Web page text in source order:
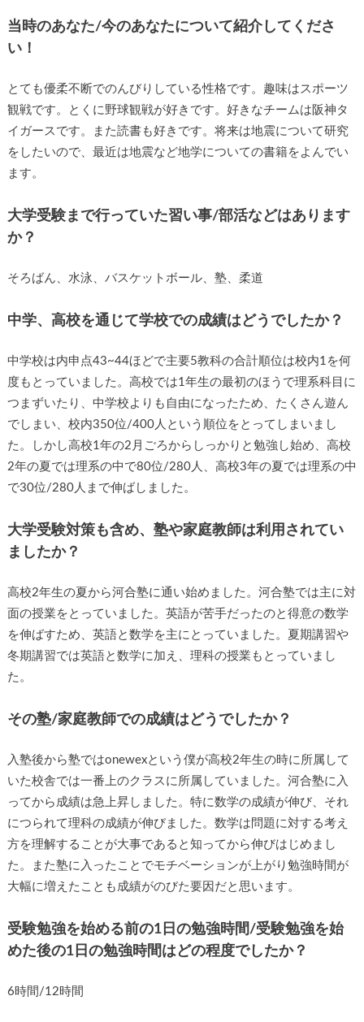
当時のあなた/今のあなたについて紹介してくださ
い！
とても優柔不断でのんびりしている性格です。趣味はスポーツ
観戦です。とくに野球観戦が好きです。好きなチームは阪神タ
イガースです。また読書も好きです。将来は地震について研究
をしたいので、最近は地震など地学についての書籍をよんでい
ます。
大学受験まで行っていた習い事/部活などはあります
か？
そろばん、水泳、バスケットボール、塾、柔道
中学、高校を通じて学校での成績はどうでしたか？
中学校は内申点43~44ほどで主要5教科の合計順位は校内1を何
度もとっていました。高校では1年生の最初のほうで理系科目に
つまずいたり、中学校よりも自由になったため、たくさん遊ん
でしまい、校内350位/400人という順位をとってしまいまし
た。しかし高校1年の2月ごろからしっかりと勉強し始め、高校
2年の夏では理系の中で80位/280人、高校3年の夏では理系の中
で30位/280人まで伸ばしました。
大学受験対策も含め、塾や家庭教師は利用されてい
ましたか？
高校2年生の夏から河合塾に通い始めました。河合塾では主に対
面の授業をとっていました。英語が苦手だったのと得意の数学
を伸ばすため、英語と数学を主にとっていました。夏期講習や
冬期講習では英語と数学に加え、理科の授業もとっていまし
た。
その塾/家庭教師での成績はどうでしたか？
入塾後から塾ではonewexという僕が高校2年生の時に所属して
いた校舎では一番上のクラスに所属していました。河合塾に入
ってから成績は急上昇しました。特に数学の成績が伸び、それ
につられて理科の成績が伸びました。数学は問題に対する考え
方を理解することが大事であると知ってから伸びはじめまし
た。また塾に入ったことでモチベーションが上がり勉強時間が
大幅に増えたことも成績がのびた要因だと思います。
受験勉強を始める前の1日の勉強時間/受験勉強を始
めた後の1日の勉強時間はどの程度でしたか？
6時間/12時間